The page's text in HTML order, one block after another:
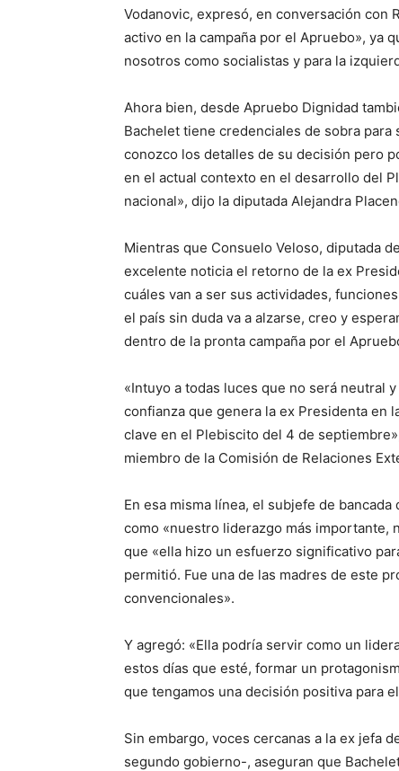
Vodanovic, expresó, en conversación con
activo en la campaña por el Apruebo», ya
nosotros como socialistas y para la
Ahora bien, desde Apruebo Dignidad
Bachelet tiene credenciales de sobra
conozco los detalles de su decisión pero
en el actual contexto en el desarrollo del
nacional», dijo la diputada Alejandra
Mientras que Consuelo Veloso, diputada
excelente noticia el retorno de la ex
cuáles van a ser sus actividades,
el país sin duda va a alzarse, creo y
dentro de la pronta campaña por el
«Intuyo a todas luces que no será neutral
confianza que genera la ex Presidenta en
clave en el Plebiscito del 4 de
miembro de la Comisión de Relaciones
En esa misma línea, el subjefe de
como «nuestro liderazgo más importante,
que «ella hizo un esfuerzo significativo
permitió. Fue una de las madres de este
convencionales».
Y agregó: «Ella podría servir como un
estos días que esté, formar un
que tengamos una decisión positiva para
Sin embargo, voces cercanas a la ex jefa
segundo gobierno-, aseguran que